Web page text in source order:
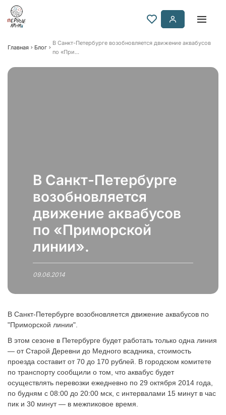
Главная Блог
В Санкт-Петербурге возобновляется движение аквабусов
по «При...
В Санкт-Петербурге
возобновляется
движение аквабусов
по «Приморской
линии».
09.06.2014
В Санкт-Петербурге возобновляется движение аквабусов по
"Приморской линии".
В этом сезоне в Петербурге будет работать только одна линия
— от Старой Деревни до Медного всадника, стоимость
проезда составит от 70 до 170 рублей. В городском комитете
по транспорту сообщили о том, что аквабус будет
осуществлять перевозки ежедневно по 29 октября 2014 года,
по будням с 08:00 до 20:00 мск, с интервалами 15 минут в час
пик и 30 минут — в межпиковое время.